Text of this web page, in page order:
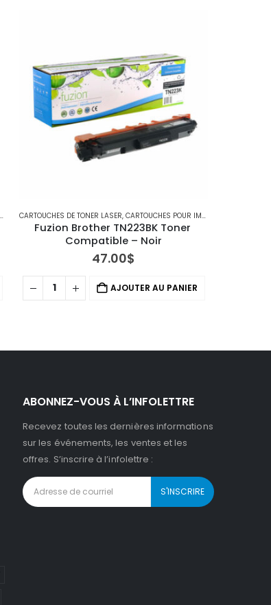
,IMPRIMANTES MFC
CARTOUCHES DE TONER LASER, CARTOUCHES POUR IMPRIMANTES BROTHER
Fuzion Brother TN223BK Toner
Compatible – Noir
47.00$
AJOUTER AU PANIER
ABONNEZ-VOUS À L’INFOLETTRE
Recevez toutes les dernières informations
sur les événements, les ventes et les
offres. S’inscrire à l’infolettre :